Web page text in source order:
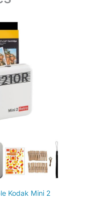
pour créer des
Kodak Mini 2